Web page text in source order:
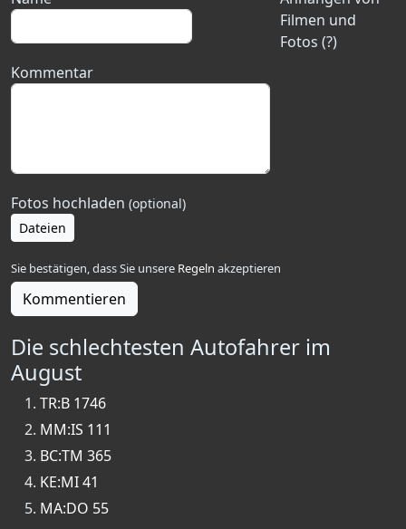
Filmen und
Fotos (?)
Kommentar
Fotos hochladen (optional)
Dateien
Sie bestätigen, dass Sie unsere Regeln akzeptieren
Kommentieren
Die schlechtesten Autofahrer im
August
TR:B 1746
MM:IS 111
BC:TM 365
KE:MI 41
MA:DO 55